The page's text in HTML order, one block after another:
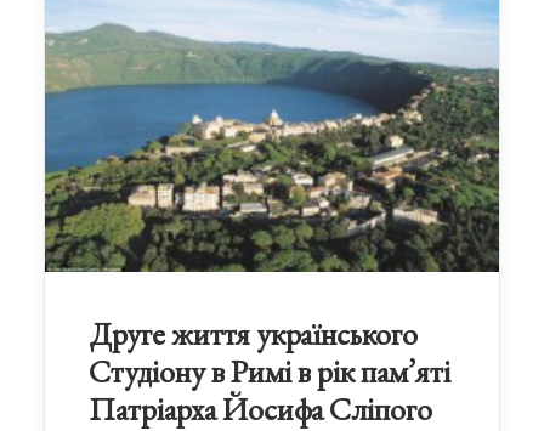
Друге життя українського
Студіону в Римі в рік пам’яті
Патріарха Йосифа Сліпого